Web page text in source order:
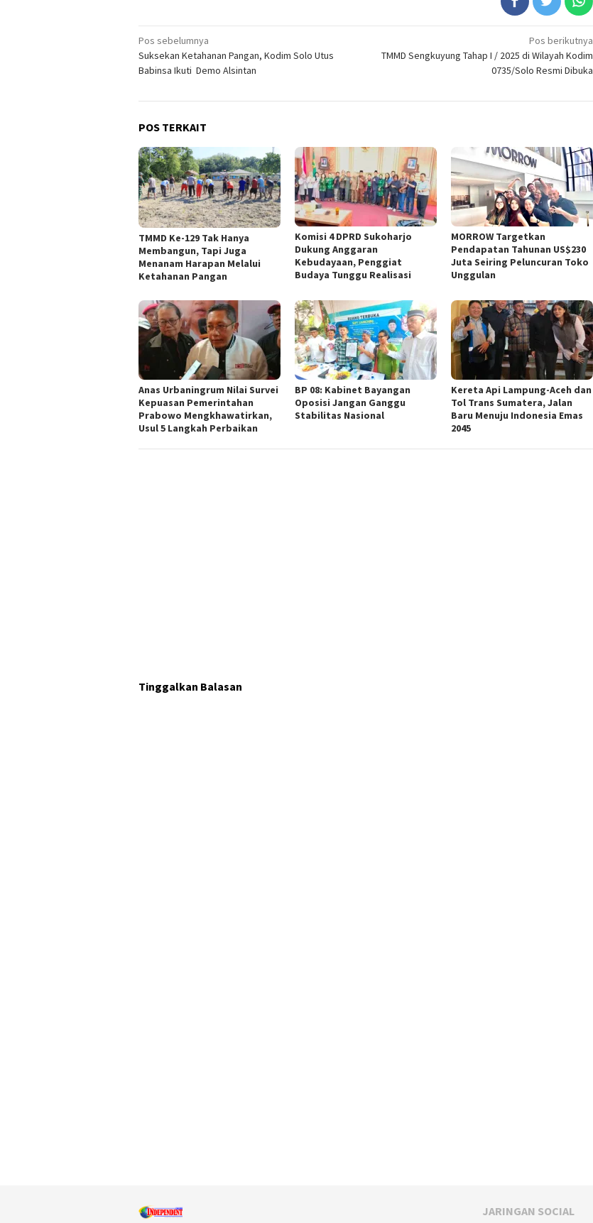
Navigasi
pos
Pos sebelumnya
Suksekan Ketahanan Pangan, Kodim Solo Utus
Babinsa Ikuti Demo Alsintan
Pos berikutnya
TMMD Sengkuyung Tahap I / 2025 di Wilayah Kodim
0735/Solo Resmi Dibuka
POS TERKAIT
TMMD Ke-129 Tak Hanya
Membangun, Tapi Juga
Menanam Harapan Melalui
Ketahanan Pangan
Komisi 4 DPRD Sukoharjo
Dukung Anggaran
Kebudayaan, Penggiat
Budaya Tunggu Realisasi
MORROW Targetkan
Pendapatan Tahunan US$230
Juta Seiring Peluncuran Toko
Unggulan
Anas Urbaningrum Nilai Survei
Kepuasan Pemerintahan
Prabowo Mengkhawatirkan,
Usul 5 Langkah Perbaikan
BP 08: Kabinet Bayangan
Oposisi Jangan Ganggu
Stabilitas Nasional
Kereta Api Lampung-Aceh dan
Tol Trans Sumatera, Jalan
Baru Menuju Indonesia Emas
2045
Tinggalkan Balasan
JARINGAN SOCIAL